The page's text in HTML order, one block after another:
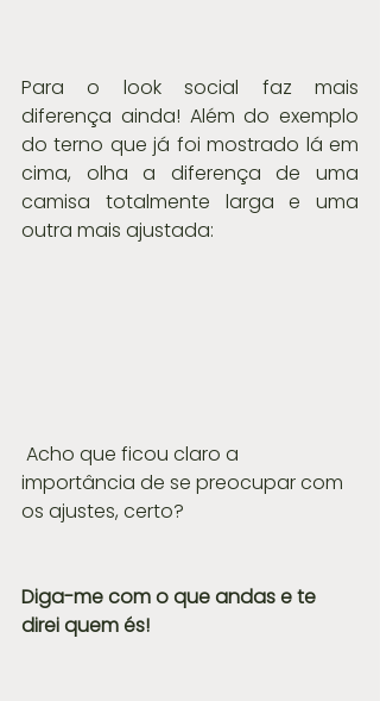
Para o look social faz mais
diferença ainda! Além do exemplo
do terno que já foi mostrado lá em
cima, olha a diferença de uma
camisa totalmente larga e uma
outra mais ajustada:
importância de se preocupar com
os ajustes, certo?
Diga-me com o que andas e te
direi quem és!